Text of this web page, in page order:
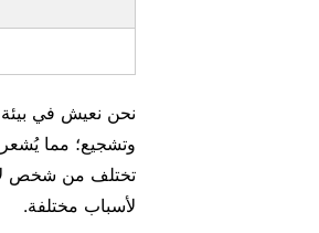
نحن نعيش في بيئة
وتشجيع؛ مما
تختلف من شخص
لأسباب مختلفة.